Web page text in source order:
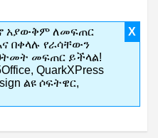
X
አያውቅም ለመፍጠር
በቀላሉ የራሳቸውን
መፍጠር ይችላል!
QuarkXPress
ልዩ ሶፍትዌር,